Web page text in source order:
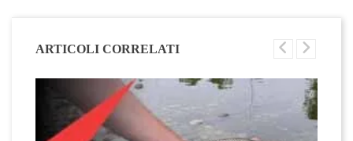
ARTICOLI CORRELATI